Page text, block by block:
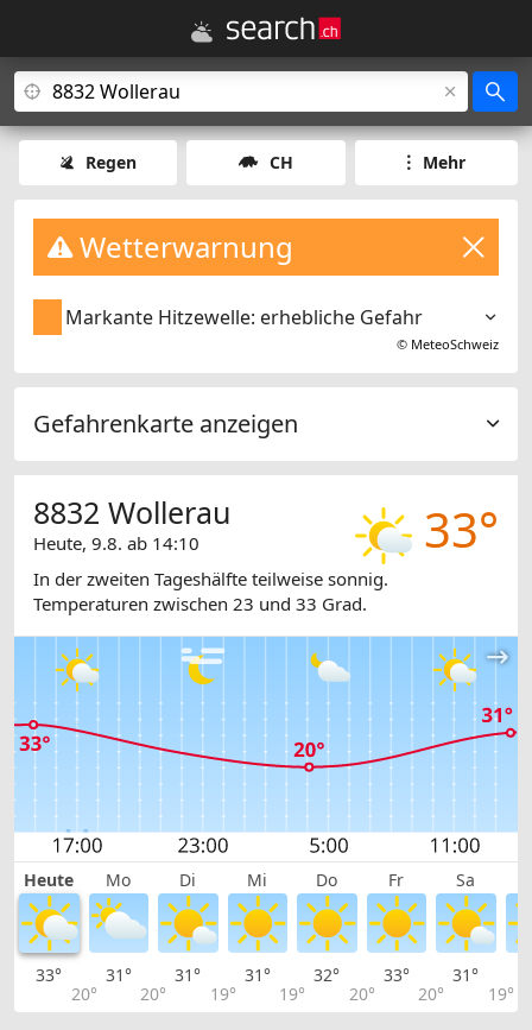
Regen CH Mehr
Wetterwarnung
Markante Hitzewelle: erhebliche Gefahr
© MeteoSchweiz
Gefahrenkarte anzeigen
33°
8832 Wollerau
Heute, 9.8. ab 14:10
In der zweiten Tageshälfte teilweise sonnig.
Temperaturen zwischen 23 und 33 Grad.
Heute Mo Di Mi Do Fr Sa
33°
20°
31°
20°
31°
19°
31°
19°
32°
20°
33°
20°
31°
19°